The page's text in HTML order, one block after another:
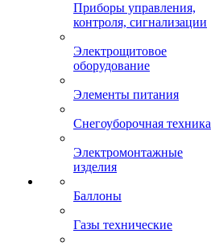
Приборы управления,
контроля, сигнализации
Электрощитовое
оборудование
Элементы питания
Снегоуборочная техника
Электромонтажные
изделия
Баллоны
Газы технические